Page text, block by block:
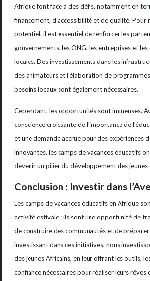
Afrique font face à des défis, notamment en
financement, d’accessibilité et de qualité. Pour
potentiel, il est essentiel de renforcer les
gouvernements, les ONG, les entreprises et les
locales. Des investissements dans les
des animateurs et l’élaboration de
besoins locaux sont également nécessaires.
Cependant, les opportunités sont immenses.
conscience croissante de l’importance de
et une demande accrue pour des expériences
innovantes, les camps de vacances éducatifs
devenir un pilier du développement des jeunes
Conclusion : Investir dans
Les camps de vacances éducatifs en Afrique
activité estivale ; ils sont une opportunité de
de construire des communautés et de préparer
investissant dans ces initiatives, nous
des jeunes Africains, en leur offrant les outils,
confiance nécessaires pour réaliser leurs rêves